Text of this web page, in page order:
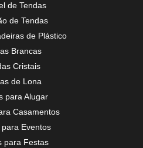
de Tendas
de Tendas
de Plástico
Brancas
Cristais
de Lona
para Alugar
Casamentos
para Eventos
para Festas